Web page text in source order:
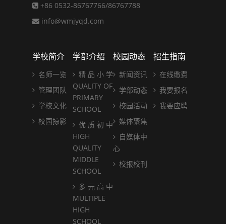
+86 0532-86767766/86767788
info@wmjyqd.com
学校简介
名师一览
管理团队
学校文化
校园掠影
学部介绍
精 品 小 学
QUALITY OF
PRIMARY
SCHOOL
优 质 初 中
HIGH
QUALITY
MIDDLE
SCHOOL
多 元 高 中
MULTIPLE
HIGH
SCHOOL
校园动态
新闻资讯
学部动态
校园活动
媒体聚焦
自媒体中
心
校报校刊
招生指南
在线缴费
我要报名
我要应聘